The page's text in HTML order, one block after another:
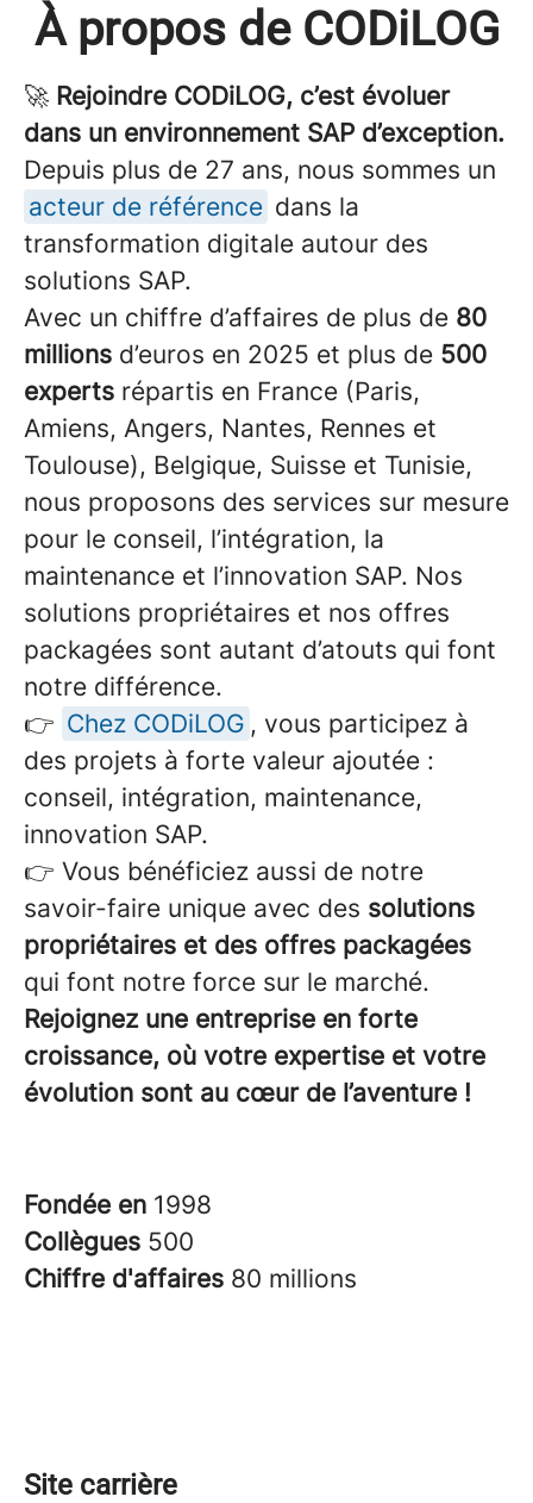
À propos de CODiLOG
🚀 Rejoindre CODiLOG, c’est évoluer
dans un environnement SAP d’exception.
Depuis plus de 27 ans, nous sommes un
acteur de référence dans la
transformation digitale autour des
solutions SAP.
Avec un chiffre d’affaires de plus de 80
millions d’euros en 2025 et plus de 500
experts répartis en France (Paris,
Amiens, Angers, Nantes, Rennes et
Toulouse), Belgique, Suisse et Tunisie,
nous proposons des services sur mesure
pour le conseil, l’intégration, la
maintenance et l’innovation SAP. Nos
solutions propriétaires et nos offres
packagées sont autant d’atouts qui font
notre différence.
👉 Chez CODiLOG , vous participez à
des projets à forte valeur ajoutée :
conseil, intégration, maintenance,
innovation SAP.
👉 Vous bénéficiez aussi de notre
savoir-faire unique avec des solutions
propriétaires et des offres packagées
qui font notre force sur le marché.
Rejoignez une entreprise en forte
croissance, où votre expertise et votre
évolution sont au cœur de l’aventure !
Fondée en 1998
Collègues 500
Chiffre d'affaires 80 millions
Site carrière